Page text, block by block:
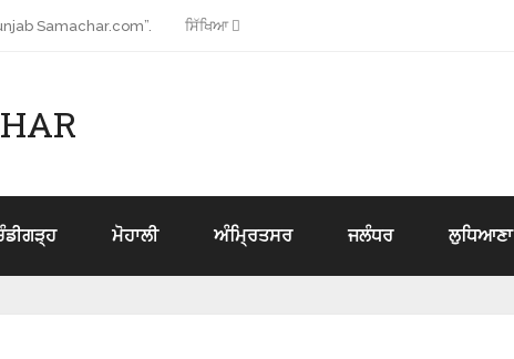
Samachar.com”. ਸਿੱਖਿਆ
ਮੋਹਾਲੀ ਅੰਮ੍ਰਿਤਸਰ ਜਲੰਧਰ ਲੁਧਿਆਣਾ